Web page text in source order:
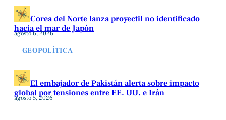
Corea del Norte lanza proyectil no identificado
hacia el mar de Japón
agosto 6, 2026
GEOPOLÍTICA
El embajador de Pakistán alerta sobre impacto
global por tensiones entre EE. UU. e Irán
agosto 5, 2026